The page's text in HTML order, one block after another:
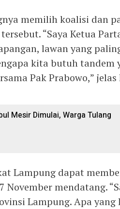
memilih koalisi dan
“Saya Ketua
lawan yang
kita butuh tandem
Pak Prabowo,”
Mesir Dimulai, Warga Tulang
Lampung dapat
November mendatang.
Lampung. Apa